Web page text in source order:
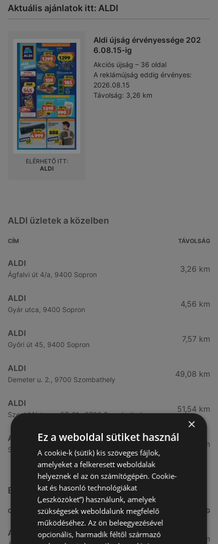
Aktuális ajánlatok itt: ALDI
Aldi újság érvényessége 202
6.08.15-ig
Akciós újság – 36 oldal
A reklámújság eddig érvényes:
2026.08.15
Távolság: 3,26 km
ELÉRHETŐ ITT:
ALDI
ALDI üzletek a közelben
CÍM TÁVOLSÁG
ALDI
Ágfalvi út 4/a, 9400 Sopron
3,26 km
ALDI
Gyár utca, 9400 Sopron
4,56 km
ALDI
Győri út 45, 9400 Sopron
7,57 km
ALDI
Demeter u. 2., 9700 Szombathely
49,08 km
ALDI
Szent Márton u. 57-61., 9700 Szombathely
51,54 km
ALDI
Szent Gellért u. 49., 9700 Szombathely
53,49 km
Egyéb Szupermarketek üzletek a közelben
CÍM TÁVOLSÁG
Aldi
3,26 km
×
Ez a weboldal sütiket használ
A cookie-k (sütik) kis szöveges fájlok,
amelyeket a felkeresett weboldalak
helyeznek el az ön számítógépén. Cookie-
kat és hasonló technológiákat
(„eszközöket”) használunk, amelyek
szükségesek weboldalunk megfelelő
működéséhez. Az ön beleegyezésével
opcionális, harmadik féltől származó